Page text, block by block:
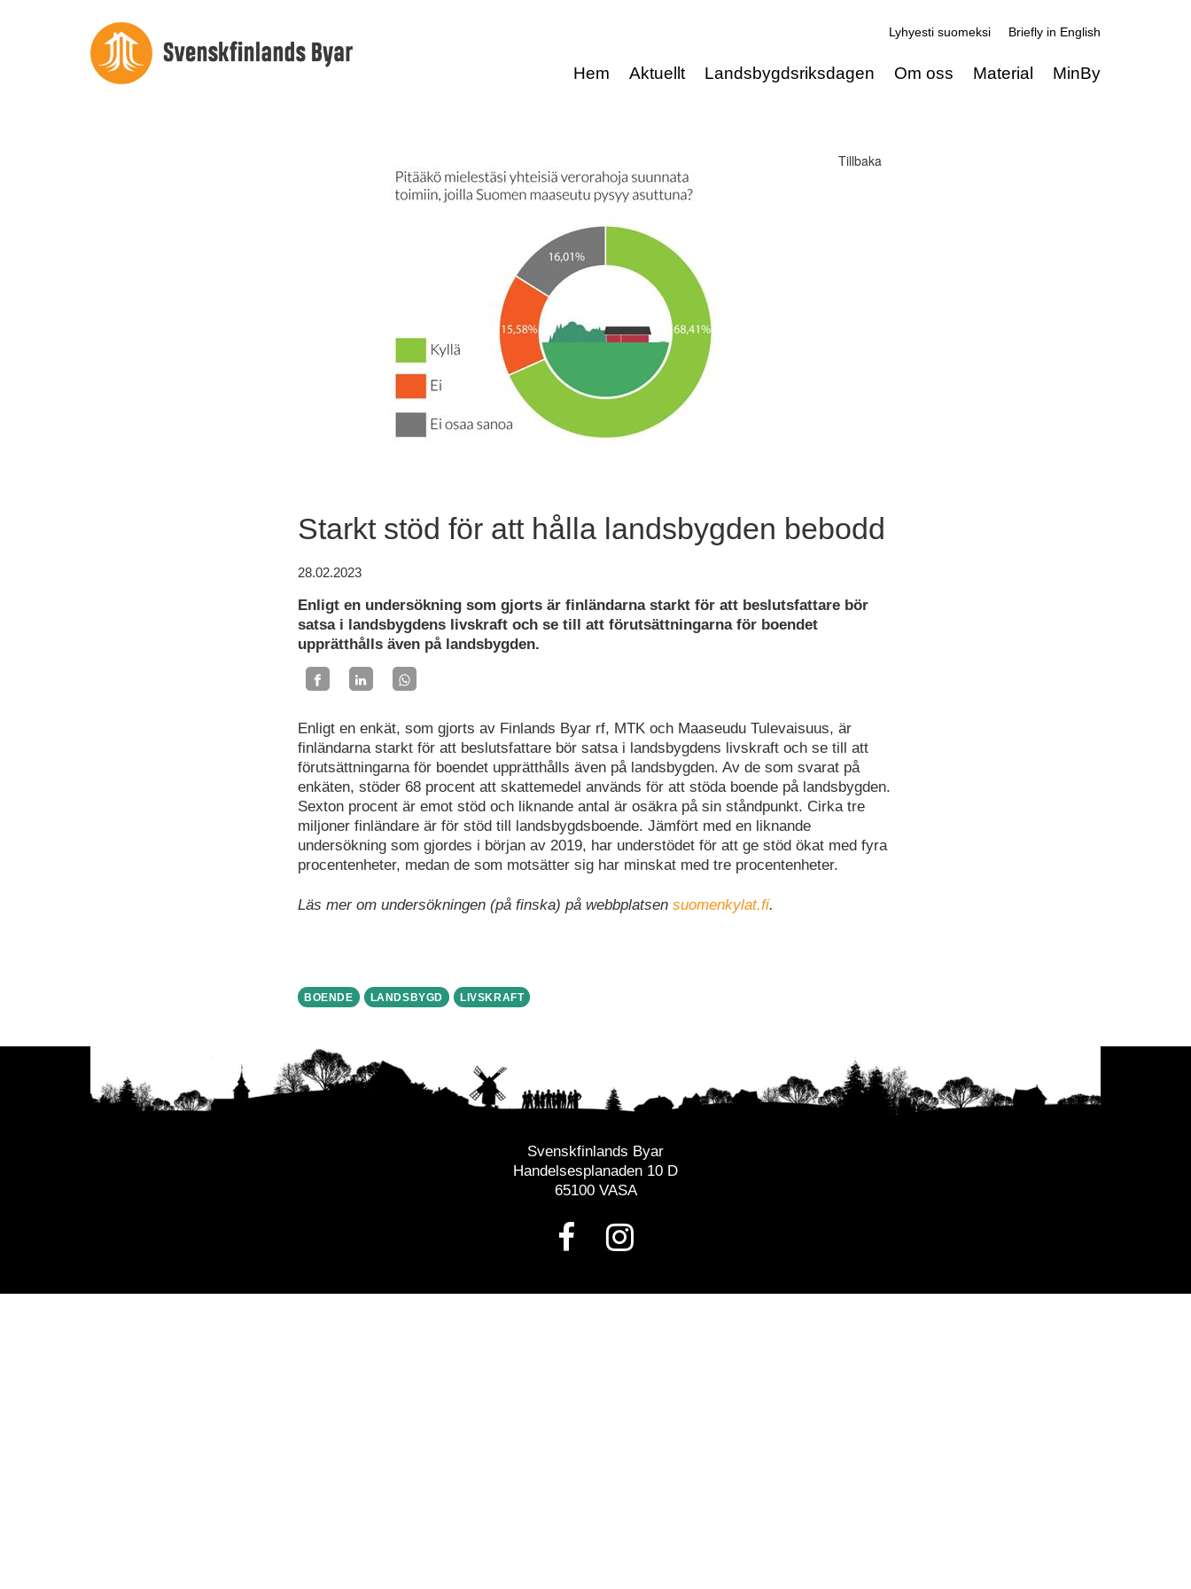
Lyhyesti suomeksi Briefly in English
Hem Aktuellt Landsbygdsriksdagen Om oss Material MinBy
Tillbaka
BOENDE LANDSBYGD LIVSKRAFT
Starkt stöd för att hålla landsbygden bebodd
28.02.2023
Enligt en undersökning som gjorts är finländarna starkt för att beslutsfattare bör
satsa i landsbygdens livskraft och se till att förutsättningarna för boendet
upprätthålls även på landsbygden.
Enligt en enkät, som gjorts av Finlands Byar rf, MTK och Maaseudu Tulevaisuus, är
finländarna starkt för att beslutsfattare bör satsa i landsbygdens livskraft och se till att
förutsättningarna för boendet upprätthålls även på landsbygden. Av de som svarat på
enkäten, stöder 68 procent att skattemedel används för att stöda boende på landsbygden.
Sexton procent är emot stöd och liknande antal är osäkra på sin ståndpunkt. Cirka tre
miljoner finländare är för stöd till landsbygdsboende. Jämfört med en liknande
undersökning som gjordes i början av 2019, har understödet för att ge stöd ökat med fyra
procentenheter, medan de som motsätter sig har minskat med tre procentenheter.
Läs mer om undersökningen (på finska) på webbplatsen suomenkylat.fi.
Svenskfinlands Byar
Handelsesplanaden 10 D
65100 VASA